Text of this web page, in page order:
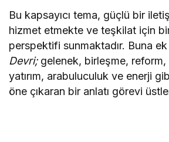
Bu kapsayıcı tema, güçlü bir
hizmet etmekte ve teşkilat için
perspektifi sunmaktadır. Buna
Devri;gelenek, birleşme, reform,
yatırım, arabuluculuk ve enerji
öne çıkaran bir anlatı görevi